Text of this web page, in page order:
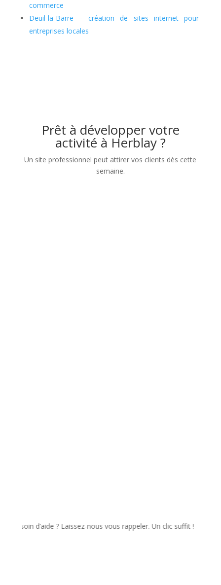
commerce
Deuil-la-Barre – création de sites internet pour
entreprises locales
Prêt à développer votre
activité à Herblay ?
Un site professionnel peut attirer vos clients dès cette
semaine.
d’aide ? Laissez-nous vous rappeler. Un clic suffit !